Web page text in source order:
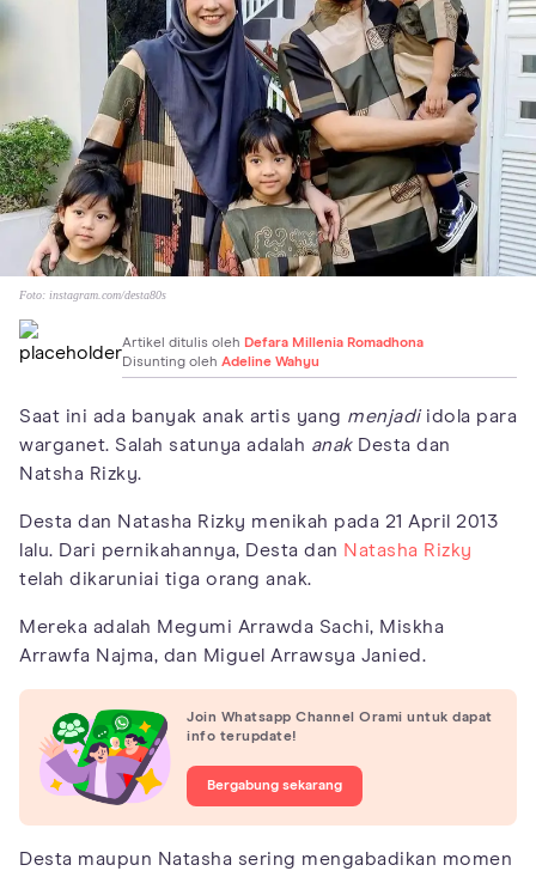
Foto: instagram.com/desta80s
Artikel ditulis oleh Defara Millenia Romadhona
Disunting oleh Adeline Wahyu
Saat ini ada banyak anak artis yang menjadiidola para
warganet. Salah satunya adalah anakDesta dan
Natsha Rizky.
Desta dan Natasha Rizky menikah pada 21 April 2013
lalu. Dari pernikahannya, Desta dan Natasha Rizky
telah dikaruniai tiga orang anak.
Mereka adalah Megumi Arrawda Sachi, Miskha
Arrawfa Najma, dan Miguel Arrawsya Janied.
Join Whatsapp Channel Orami untuk dapat
info terupdate!
Bergabung sekarang
Desta maupun Natasha sering mengabadikan momen